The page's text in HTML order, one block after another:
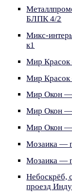
БЛПК 4/2
Микс-
к1
Мир Красок
Мир Красок
Мир Окон
Мир Окон —
Мир Окон —
Мозаика —
Мозаика —
Небоскрёб,
проезд